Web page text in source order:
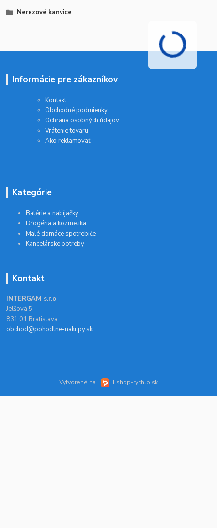
Nerezové kanvice
Informácie pre zákazníkov
Kontakt
Obchodné podmienky
Ochrana osobných údajov
Vrátenie tovaru
Ako reklamovať
Kategórie
Batérie a nabíjačky
Drogéria a kozmetika
Malé domáce spotrebiče
Kancelárske potreby
Kontakt
INTERGAM s.r.o
Jelšová 5
831 01 Bratislava
obchod@pohodlne-nakupy.sk
Vytvorené na Eshop-rychlo.sk